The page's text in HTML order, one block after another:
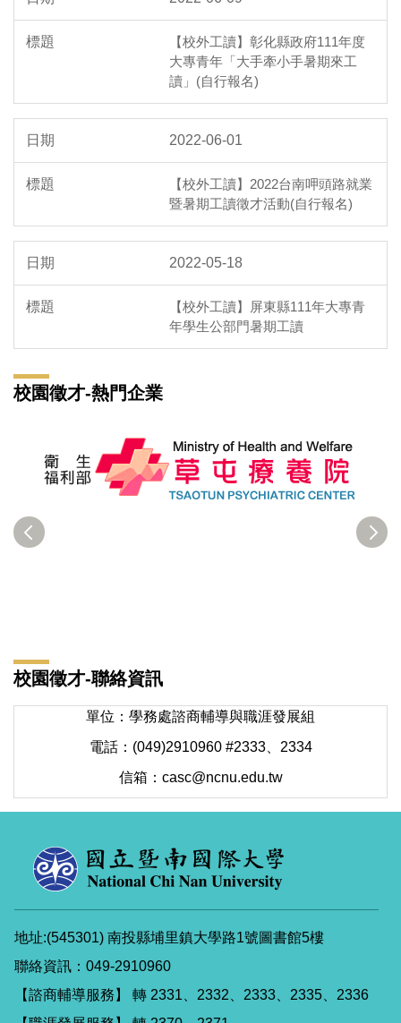
【校外工讀】彰化縣政府111年度
大專青年「大手牽小手暑期來工
讀」(自行報名)
2022-06-01
【校外工讀】2022台南呷頭路就業
暨暑期工讀徵才活動(自行報名)
2022-05-18
【校外工讀】屏東縣111年大專青
年學生公部門暑期工讀
校園徵才-熱門企業
校園徵才-聯絡資訊
單位：學務處諮商輔導與職涯發展組
電話： (049)2910960 #2333、2334
信箱： casc@ncnu.edu.tw
地址:(545301) 南投縣埔里鎮大學路1號圖書館5樓
聯絡資訊：049-2910960
【諮商輔導服務】 轉 2331、2332、2333、2335、2336